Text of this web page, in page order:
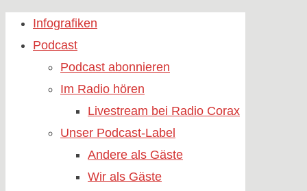
Skip
Infografiken
Podcast
Podcast abonnieren
Im Radio hören
Livestream bei Radio Corax
Unser Podcast-Label
Andere als Gäste
Wir als Gäste